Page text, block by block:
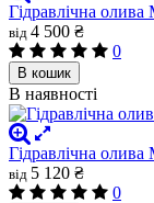
Гідравлічна
від 4 500 ₴
0
В кошик
В наявності
Гідравлічна
від 5 120 ₴
0